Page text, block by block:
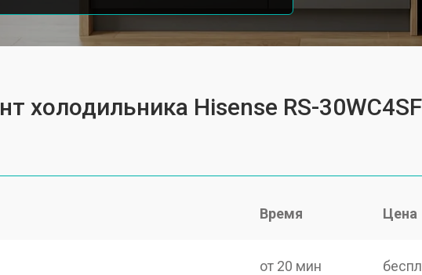
холодильника Hisense RS-
Время Цена
от 20 мин